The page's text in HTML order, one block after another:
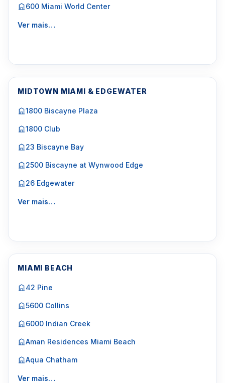
600 Miami World Center
Ver mais…
MIDTOWN MIAMI & EDGEWATER
1800 Biscayne Plaza
1800 Club
23 Biscayne Bay
2500 Biscayne at Wynwood Edge
26 Edgewater
Ver mais…
MIAMI BEACH
42 Pine
5600 Collins
6000 Indian Creek
Aman Residences Miami Beach
Aqua Chatham
Ver mais…